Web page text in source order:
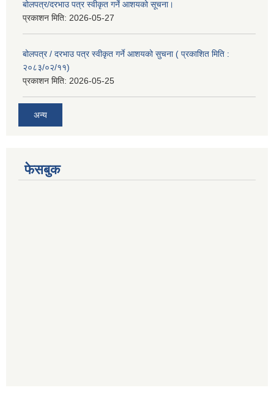
बोलपत्र/दरभाउ पत्र स्वीकृत गर्ने आशयको सूचना।
प्रकाशन मिति: 2026-05-27
बोलपत्र / दरभाउ पत्र स्वीकृत गर्ने आशयको सुचना ( प्रकाशित मिति :
२०८३/०२/११)
प्रकाशन मिति: 2026-05-25
अन्य
फेसबुक